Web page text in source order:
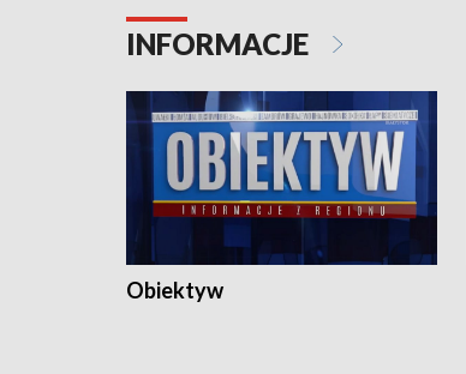
INFORMACJE
Obiektyw